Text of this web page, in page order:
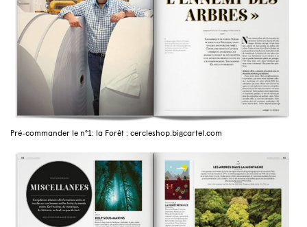
Pré-commander le n°1: la Forêt : cercleshop.bigcartel.com